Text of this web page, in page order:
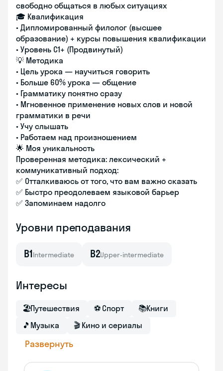
свободно общаться в любых ситуациях
🎓 Квалификация
• Дипломированный филолог (высшее
образование) + курсы повышения квалификации
• Уровень С1+ (Продвинутый)
💡 Методика
• Цель урока — научиться говорить
• Больше 60% урока — общение
• Грамматику понятно сразу
• Мгновенное применение новых слов и новой
грамматики в речи
• Учу слышать
• Работаем над произношением
🌟 Моя уникальность
Проверенная методика: лексический +
коммуникативный подход:
✅ Отталкиваюсь от того, что вам важно сказать
✅ Быстро преодолеваем языковой барьер
✅ Запоминаем надолго
Уровни преподавания
B1Intermediate B2Upper-intermediate
Интересы
🏖Путешествия ⚽ Спорт 📚Книги
🎵 Музыка 🎬 Кино и сериалы
Развернуть